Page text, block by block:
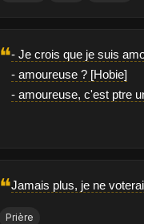
❝- Je crois que je suis
- amoureuse ? [Hobie]
- amoureuse, c'est ptre
❝Jamais plus, je ne
Prière